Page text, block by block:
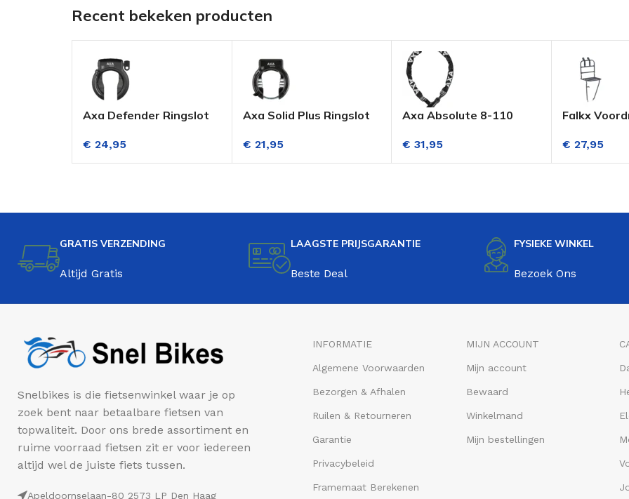
Recent bekeken producten
Axa Defender Ringslot
€ 24,95
Axa Solid Plus Ringslot
€ 21,95
Axa Absolute 8-110
€ 31,95
Falkx
€ 27,95
GRATIS VERZENDING
Altijd Gratis
LAAGSTE PRIJSGARANTIE
Beste Deal
FYSIEKE WINKEL
Bezoek Ons
Snelbikes is die fietsenwinkel waar je op
zoek bent naar betaalbare fietsen van
topwaliteit. Door ons brede assortiment en
ruime voorraad fietsen zit er voor iedereen
altijd wel de juiste fiets tussen.
Apeldoornselaan-80 2573 LP Den Haag
INFORMATIE
Algemene Voorwaarden
Bezorgen & Afhalen
Ruilen & Retourneren
Garantie
Privacybeleid
Framemaat Berekenen
MIJN ACCOUNT
Mijn account
Bewaard
Winkelmand
Mijn bestellingen